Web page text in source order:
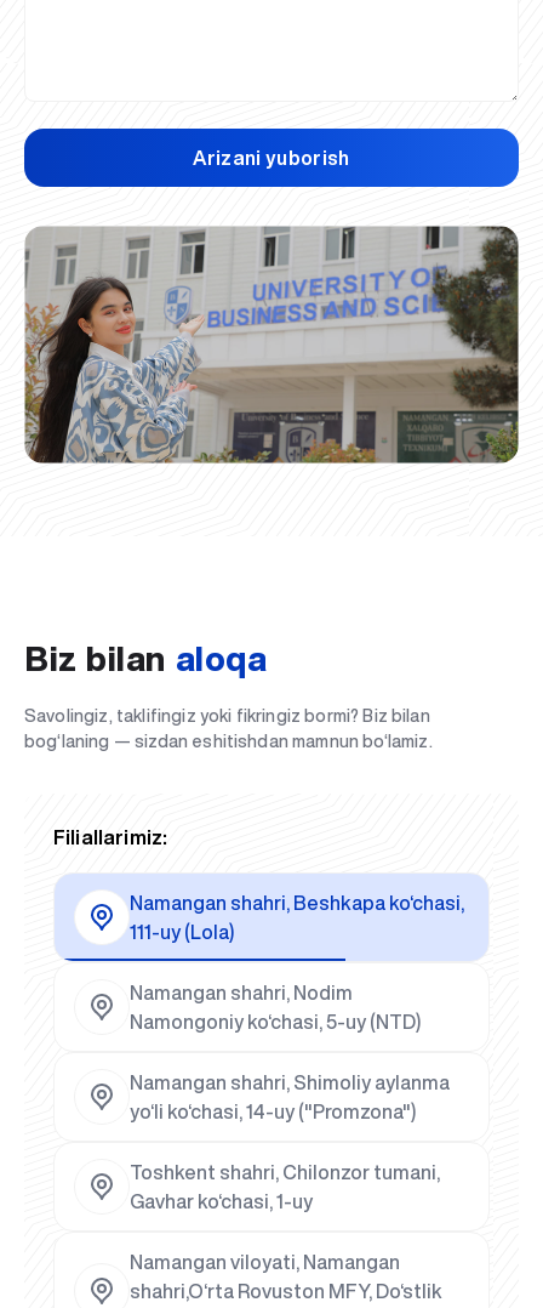
Arizani yuborish
Biz bilan aloqa
Savolingiz, taklifingiz yoki fikringiz bormi? Biz bilan
bog‘laning — sizdan eshitishdan mamnun bo‘lamiz.
Filiallarimiz:
Namangan shahri, Beshkapa ko‘chasi,
111-uy (Lola)
Namangan shahri, Nodim
Namongoniy ko‘chasi, 5-uy (NTD)
Namangan shahri, Shimoliy aylanma
yo‘li ko‘chasi, 14-uy ("Promzona")
Toshkent shahri, Chilonzor tumani,
Gavhar ko‘chasi, 1-uy
Namangan viloyati, Namangan
shahri,O‘rta Rovuston MFY, Do‘stlik